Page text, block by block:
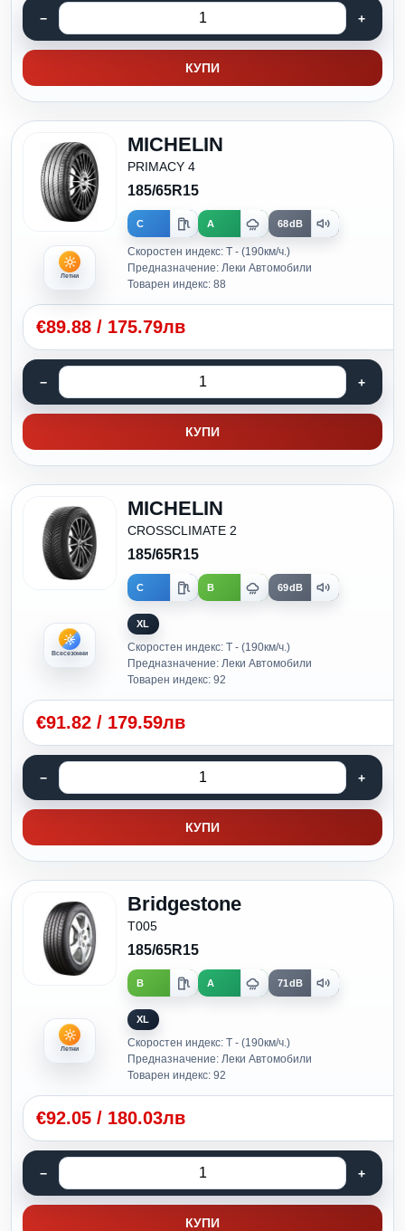
КУПИ
Летни
MICHELIN
PRIMACY 4
185/65R15
C A 68dB
Скоростен индекс: T - (190км/ч.)
Предназначение: Леки Автомобили
Товарен индекс: 88
€89.88 / 175.79лв
КУПИ
Всесезонни
MICHELIN
CROSSCLIMATE 2
185/65R15
C B 69dB
XL
Скоростен индекс: T - (190км/ч.)
Предназначение: Леки Автомобили
Товарен индекс: 92
€91.82 / 179.59лв
КУПИ
Летни
Bridgestone
T005
185/65R15
B A 71dB
XL
Скоростен индекс: T - (190км/ч.)
Предназначение: Леки Автомобили
Товарен индекс: 92
€92.05 / 180.03лв
КУПИ